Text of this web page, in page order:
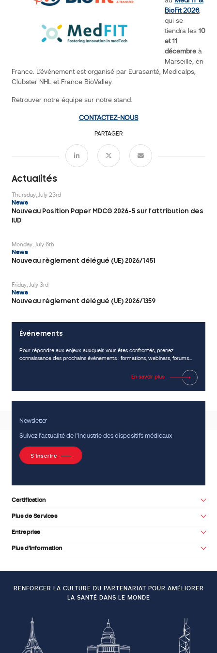
BioFit 2026,
qui se
tiendra les 10
et 11
décembre à
Marseille, en
France. L’événement est organisé par Eurasanté, Medicalps,
Clubster NHL et France BioValley.
Retrouver notre équipe sur notre stand.
CONTACTEZ-NOUS
PARTAGER
Actualités
Thursday, July 23rd
News
Nouveau Position Paper MDCG 2026-5 sur l’attribution des
IUD
Monday, July 6th
News
Nouveau règlement délégué (UE) 2026/1451
Friday, July 3rd
News
Nouveau règlement délégué (UE) 2026/1359
Événements
Événements
Pour répondre aux enjeux auxquels vous êtes confrontés, prenez
connaissance des prochains événements : formations, webinars, forums…
En savoir plus
Newsletter
Suivez l’actualité de l’industrie des dispositifs médicaux
S’inscrire
Certification
Plus de Services
Entreprise
Plus d’Information
RENFORCER LA CULTURE DU PARTENARIAT POUR AMÉLIORER
LA SANTÉ DANS LE MONDE
FacebookYoutube